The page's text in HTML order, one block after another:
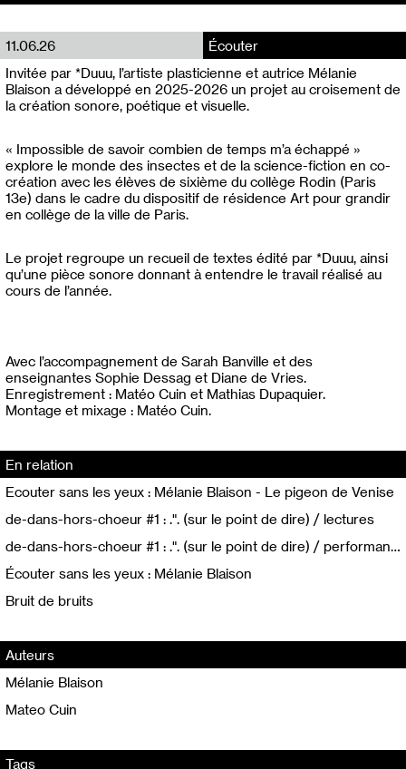
11.06.26
Écouter
Invitée par *Duuu, l’artiste plasticienne et autrice Mélanie
Blaison a développé en 2025-2026 un projet au croisement de
la création sonore, poétique et visuelle.
« Impossible de savoir combien de temps m’a échappé »
explore le monde des insectes et de la science-fiction en co-
création avec les élèves de sixième du collège Rodin (Paris
13e) dans le cadre du dispositif de résidence Art pour grandir
en collège de la ville de Paris.
Le projet regroupe un recueil de textes édité par *Duuu, ainsi
qu’une pièce sonore donnant à entendre le travail réalisé au
cours de l’année.
Avec l’accompagnement de Sarah Banville et des
enseignantes Sophie Dessag et Diane de Vries.
Enregistrement : Matéo Cuin et Mathias Dupaquier.
Montage et mixage : Matéo Cuin.
En relation
Ecouter sans les yeux : Mélanie Blaison - Le pigeon de Venise
de-dans-hors-choeur #1 : .". (sur le point de dire) / lectures
de-dans-hors-choeur #1 : .". (sur le point de dire) / performance
Écouter sans les yeux : Mélanie Blaison
Bruit de bruits
Auteurs
Mélanie Blaison
Mateo Cuin
Tags